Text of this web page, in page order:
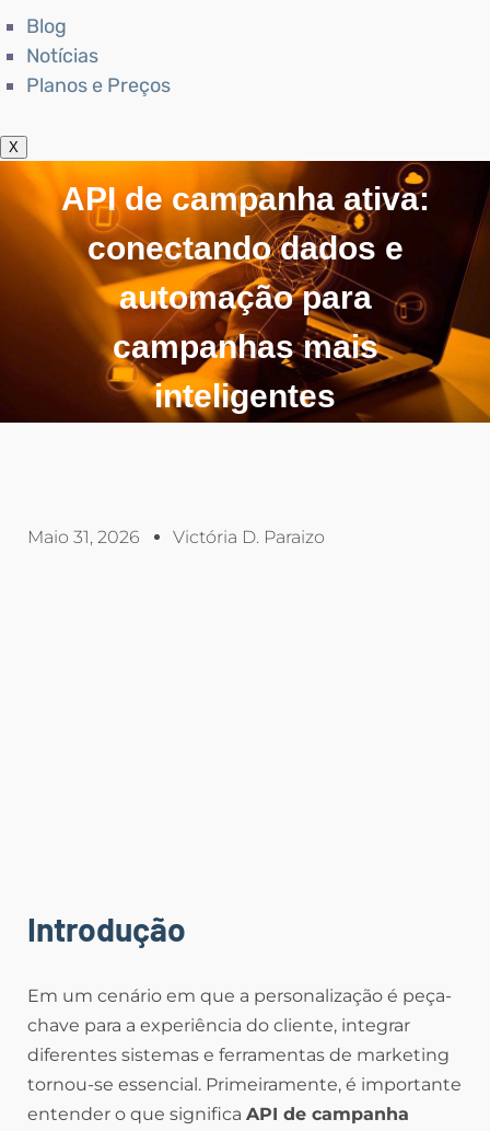
Blog
Notícias
Planos e Preços
X
API de campanha ativa:
conectando dados e
automação para
campanhas mais
inteligentes
Maio 31, 2026 Victória D. Paraizo
Introdução
Em um cenário em que a personalização é peça-
chave para a experiência do cliente, integrar
diferentes sistemas e ferramentas de marketing
tornou-se essencial. Primeiramente, é importante
entender o que significa API de campanha